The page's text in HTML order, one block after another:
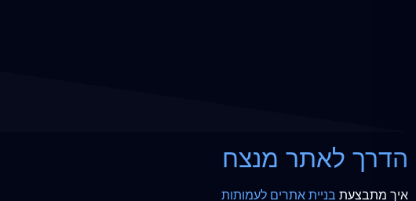
הדרך לאתר מנצח
איך מתבצעת בניית אתרים לעמותות